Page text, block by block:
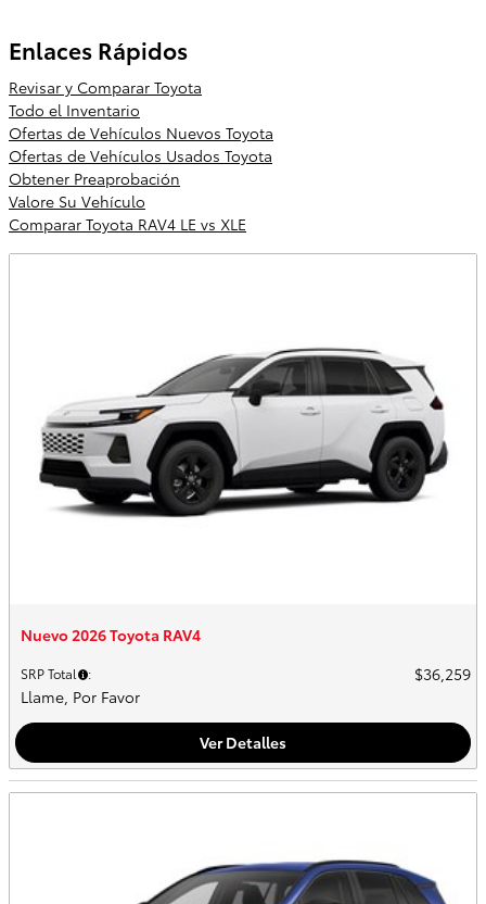
Enlaces Rápidos
Revisar y Comparar Toyota
Todo el Inventario
Ofertas de Vehículos Nuevos Toyota
Ofertas de Vehículos Usados Toyota
Obtener Preaprobación
Valore Su Vehículo
Comparar Toyota RAV4 LE vs XLE
Nuevo 2026 Toyota RAV4
SRP Total :
$36,259
Llame, Por Favor
Ver Detalles